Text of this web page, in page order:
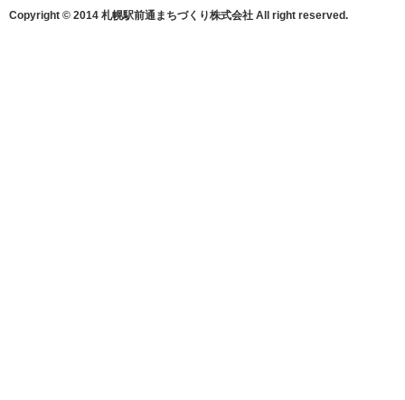
Copyright © 2014 札幌駅前通まちづくり株式会社 All right reserved.